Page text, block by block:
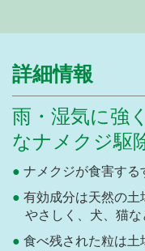
詳細情報
雨・湿気に強
なナメクジ駆
ナメクジが食害する
有効成分は天然の土
やさしく、犬、猫な
食べ残された粒は土